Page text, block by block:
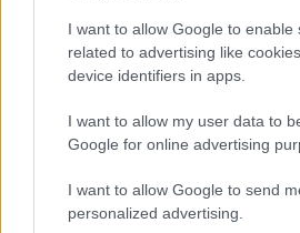
I want to allow Google to enable
related to advertising like
device identifiers in apps.
I want to allow my user data to
Google for online advertising
I want to allow Google to send
personalized advertising.
Continua a leggere
NEWS